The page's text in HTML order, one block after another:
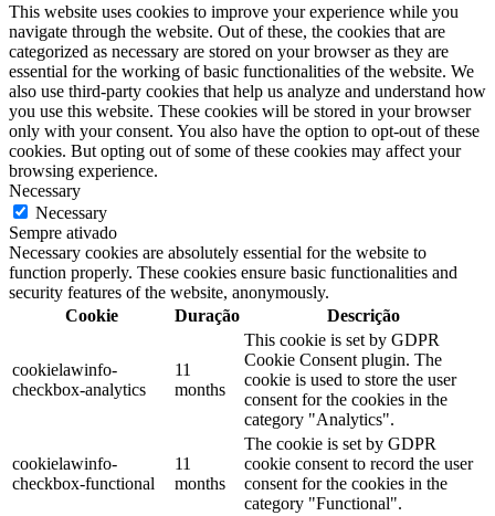
This website uses cookies to improve your experience while you
navigate through the website. Out of these, the cookies that are
categorized as necessary are stored on your browser as they are
essential for the working of basic functionalities of the website. We
also use third-party cookies that help us analyze and understand how
you use this website. These cookies will be stored in your browser
only with your consent. You also have the option to opt-out of these
cookies. But opting out of some of these cookies may affect your
browsing experience.
Necessary
Necessary
Sempre ativado
Necessary cookies are absolutely essential for the website to
function properly. These cookies ensure basic functionalities and
security features of the website, anonymously.
Cookie
Duração Descrição
cookielawinfo-
checkbox-analytics
11
months
This cookie is set by GDPR
Cookie Consent plugin. The
cookie is used to store the user
consent for the cookies in the
category "Analytics".
cookielawinfo-
checkbox-functional
11
months
The cookie is set by GDPR
cookie consent to record the user
consent for the cookies in the
category "Functional".